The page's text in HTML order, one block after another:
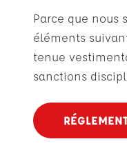
Parce que nous
éléments
tenue
sanctions